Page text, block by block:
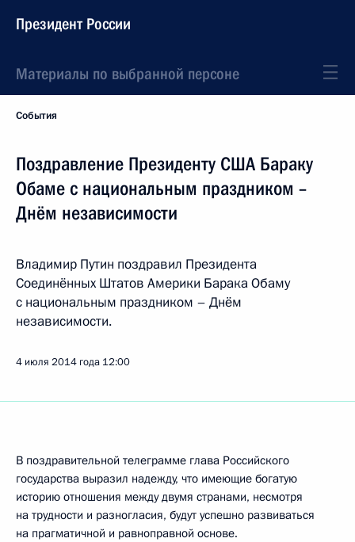
Президент России
Материалы по выбранной персоне
События
Поздравление Президенту США Бараку
Обаме с национальным праздником –
Днём независимости
Владимир Путин поздравил Президента
Соединённых Штатов Америки Барака Обаму
с национальным праздником – Днём
независимости.
4 июля 2014 года 12:00
В поздравительной телеграмме глава Российского
государства выразил надежду, что имеющие богатую
историю отношения между двумя странами, несмотря
на трудности и разногласия, будут успешно развиваться
на прагматичной и равноправной основе.